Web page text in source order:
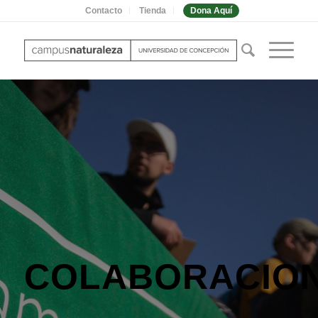
Contacto Tienda Dona Aquí